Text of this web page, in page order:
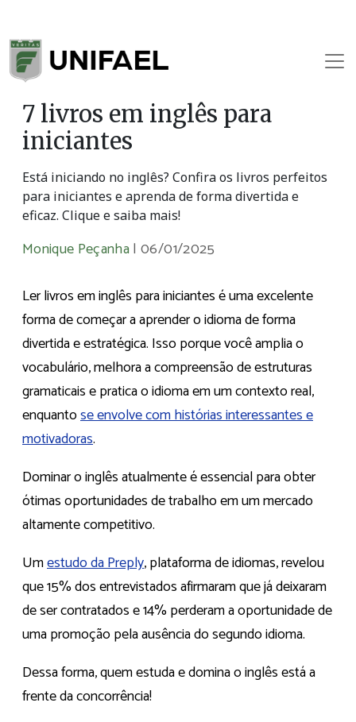
7 livros em inglês para
iniciantes
Está iniciando no inglês? Confira os livros perfeitos
para iniciantes e aprenda de forma divertida e
eficaz. Clique e saiba mais!
Monique Peçanha |06/01/2025
Ler livros em inglês para iniciantes é uma excelente
forma de começar a aprender o idioma de forma
divertida e estratégica. Isso porque você amplia o
vocabulário, melhora a compreensão de estruturas
gramaticais e pratica o idioma em um contexto real,
enquantose envolve com histórias interessantes e
motivadoras.
Dominar o inglês atualmente é essencial para obter
ótimas oportunidades de trabalho em um mercado
altamente competitivo.
Umestudo da Preply, plataforma de idiomas, revelou
que 15% dos entrevistados afirmaram que já deixaram
de ser contratados e 14% perderam a oportunidade de
uma promoção pela ausência do segundo idioma.
Dessa forma, quem estuda e domina o inglês está a
frente da concorrência!